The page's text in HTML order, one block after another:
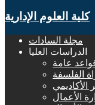
كلية العلوم الإدارية
مجلة السادات
الدراسات العليا
عامة